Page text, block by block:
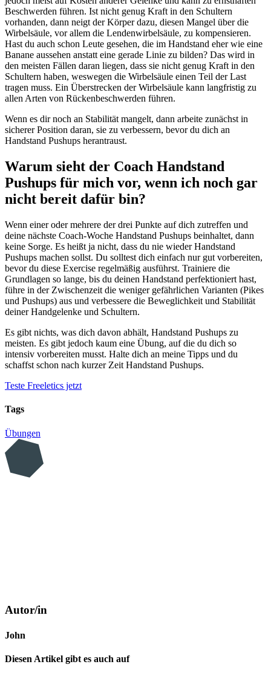
Beschwerden führen. Ist nicht genug Kraft in den Schultern
vorhanden, dann neigt der Körper dazu, diesen Mangel über die
Wirbelsäule, vor allem die Lendenwirbelsäule, zu kompensieren.
Hast du auch schon Leute gesehen, die im Handstand eher wie eine
Banane aussehen anstatt eine gerade Linie zu bilden? Das wird in
den meisten Fällen daran liegen, dass sie nicht genug Kraft in den
Schultern haben, weswegen die Wirbelsäule einen Teil der Last
tragen muss. Ein Überstrecken der Wirbelsäule kann langfristig zu
allen Arten von Rückenbeschwerden führen.
Wenn es dir noch an Stabilität mangelt, dann arbeite zunächst in
sicherer Position daran, sie zu verbessern, bevor du dich an
Handstand Pushups herantraust.
Warum sieht der Coach Handstand
Pushups für mich vor, wenn ich noch gar
nicht bereit dafür bin?
Wenn einer oder mehrere der drei Punkte auf dich zutreffen und
deine nächste Coach-Woche Handstand Pushups beinhaltet, dann
keine Sorge. Es heißt ja nicht, dass du nie wieder Handstand
Pushups machen sollst. Du solltest dich einfach nur gut vorbereiten,
bevor du diese Exercise regelmäßig ausführst. Trainiere die
Grundlagen so lange, bis du deinen Handstand perfektioniert hast,
führe in der Zwischenzeit die weniger gefährlichen Varianten (Pikes
und Pushups) aus und verbessere die Beweglichkeit und Stabilität
deiner Handgelenke und Schultern.
Es gibt nichts, was dich davon abhält, Handstand Pushups zu
meisten. Es gibt jedoch kaum eine Übung, auf die du dich so
intensiv vorbereiten musst. Halte dich an meine Tipps und du
schaffst schon nach kurzer Zeit Handstand Pushups.
Teste Freeletics jetzt
Tags
Übungen
Autor/in
John
Diesen Artikel gibt es auch auf